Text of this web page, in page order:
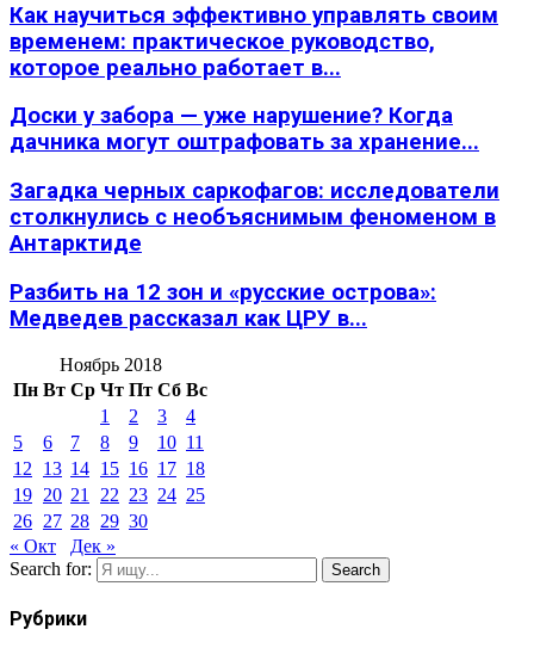
Как научиться эффективно управлять своим
временем: практическое руководство,
которое реально работает в...
Доски у забора — уже нарушение? Когда
дачника могут оштрафовать за хранение...
Загадка черных саркофагов: исследователи
столкнулись с необъяснимым феноменом в
Антарктиде
Разбить на 12 зон и «русские острова»:
Медведев рассказал как ЦРУ в...
Ноябрь 2018
Пн Вт Ср Чт Пт Сб Вс
1
2 3
4
5
6 7 8 9 10 11
12
13 14 15 16 17 18
19 20 21 22 23 24 25
26 27 28 29 30
« Окт
Дек »
Search for:
Search
Рубрики